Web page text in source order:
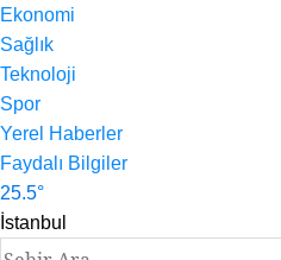
Ekonomi
Sağlık
Teknoloji
Spor
Yerel Haberler
Faydalı Bilgiler
25.5°
İstanbul